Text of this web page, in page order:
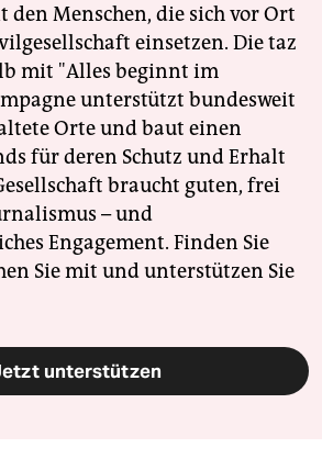
Menschen, die sich vor Ort
einsetzen. Die taz
mit "Alles beginnt im
unterstützt bundesweit
Orte und baut einen
für deren Schutz und Erhalt
braucht guten, frei
– und
Engagement. Finden Sie
Sie mit und unterstützen Sie
unterstützen